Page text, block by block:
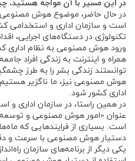
در این مسیر با آن مواجه هستید،
در حال حاضر، موضوع هوش مصنوعی
است و سازمان اداری و استخدامی
تکنولوژی در دستگاه‌های اجرایی،
ورود هوش مصنوعی به نظام اداری
همراه و اینترنت به زندگی افراد
توانستند زندگی بشر را به طرز
هوش مصنوعی نیز، ما ناگزیر هستیم
اداری کشور شود.
در همین راستا، در سازمان اداری
عنوان «امور هوش مصنوعی و توسعه
است. بسیاری از فرایندهایی که
دستیار هوش مصنوعی با سرعت و
یکی دیگر از برنامه‌های سازمان